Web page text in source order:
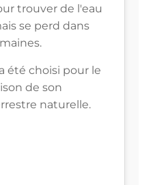
trouver de l'eau
se perd dans
été choisi pour le
de son
naturelle.